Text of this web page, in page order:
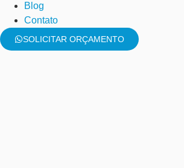
Blog
Contato
SOLICITAR ORÇAMENTO